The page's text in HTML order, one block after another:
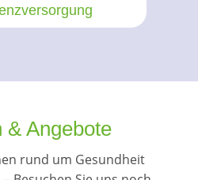
& Angebote
rund um Gesundheit